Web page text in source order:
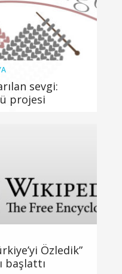
sevgi:
projesi
Özledik”
başlattı